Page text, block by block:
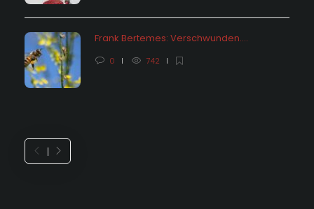
Frank Bertemes: Verschwunden….
0 742